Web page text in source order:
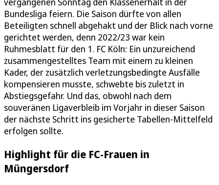
Bundesliga feiern. Die Saison dürfte von allen
Beteiligten schnell abgehakt und der Blick nach vorne
gerichtet werden, denn 2022/23 war kein
Ruhmesblatt für den 1. FC Köln: Ein unzureichend
zusammengestelltes Team mit einem zu kleinen
Kader, der zusätzlich verletzungsbedingte Ausfälle
kompensieren musste, schwebte bis zuletzt in
Abstiegsgefahr. Und das, obwohl nach dem
souveränen Ligaverbleib im Vorjahr in dieser Saison
der nächste Schritt ins gesicherte Tabellen-Mittelfeld
erfolgen sollte.
Highlight für die FC-Frauen in
Müngersdorf